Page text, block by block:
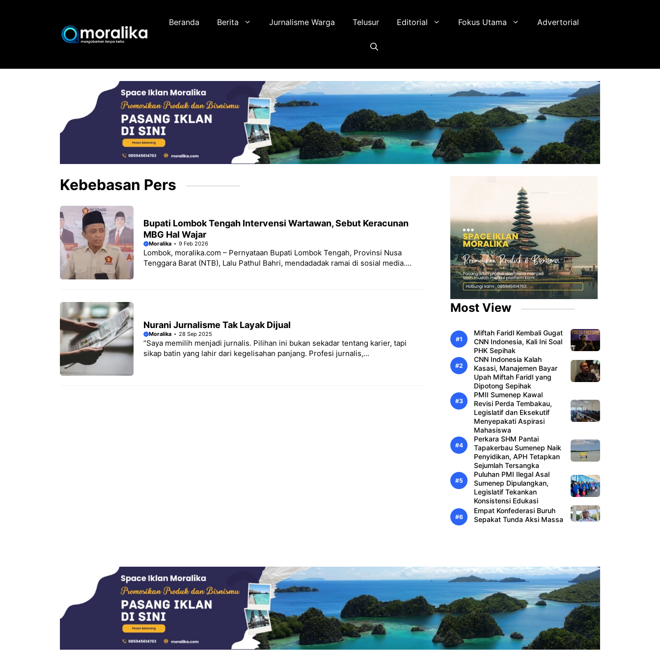
Beranda Berita Jurnalisme Warga Telusur Editorial Fokus Utama Advertorial
Kebebasan Pers
Bupati Lombok Tengah Intervensi Wartawan, Sebut Keracunan
MBG Hal Wajar
Moralika 9 Feb 2026
Lombok, moralika.com – Pernyataan Bupati Lombok Tengah, Provinsi Nusa
Tenggara Barat (NTB), Lalu Pathul Bahri, mendadadak ramai di sosial media....
Nurani Jurnalisme Tak Layak Dijual
Moralika 28 Sep 2025
“Saya memilih menjadi jurnalis. Pilihan ini bukan sekadar tentang karier, tapi
sikap batin yang lahir dari kegelisahan panjang. Profesi jurnalis,...
Most View
Miftah Faridl Kembali Gugat
CNN Indonesia, Kali Ini Soal
PHK Sepihak
CNN Indonesia Kalah
Kasasi, Manajemen Bayar
Upah Miftah Faridl yang
Dipotong Sepihak
PMII Sumenep Kawal
Revisi Perda Tembakau,
Legislatif dan Eksekutif
Menyepakati Aspirasi
Mahasiswa
Perkara SHM Pantai
Tapakerbau Sumenep Naik
Penyidikan, APH Tetapkan
Sejumlah Tersangka
Puluhan PMI Ilegal Asal
Sumenep Dipulangkan,
Legislatif Tekankan
Konsistensi Edukasi
Empat Konfederasi Buruh
Sepakat Tunda Aksi Massa